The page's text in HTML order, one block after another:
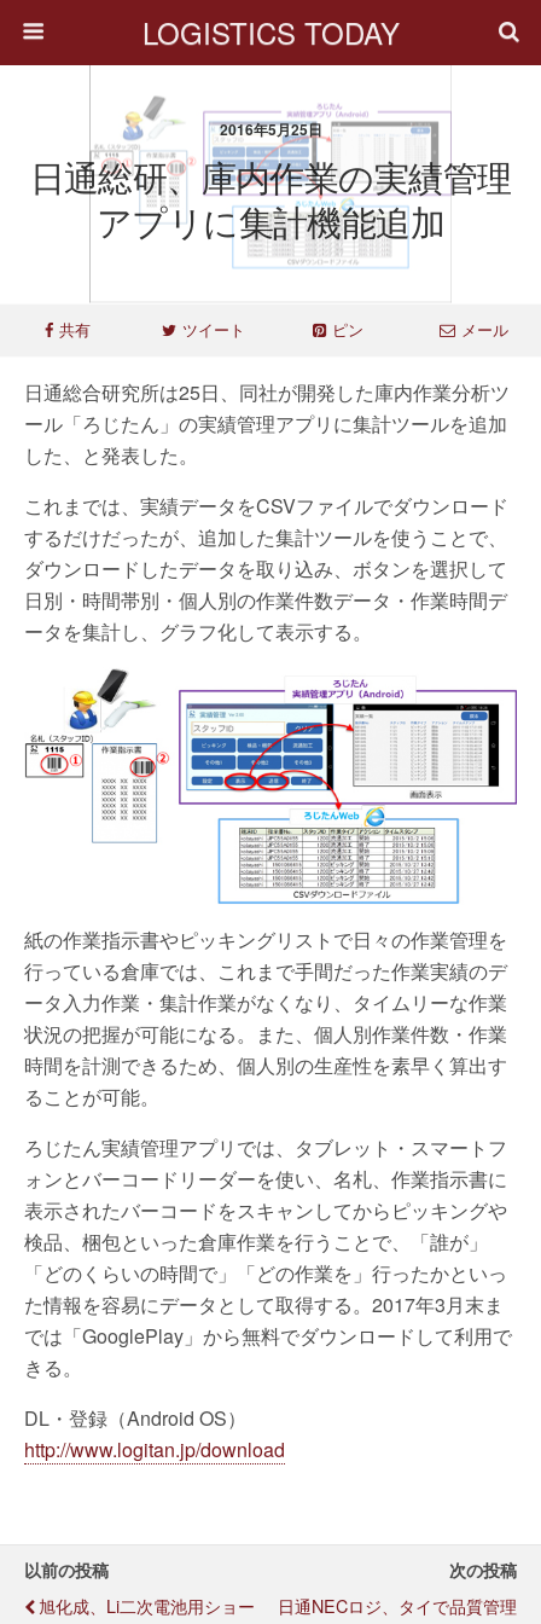
LOGISTICS TODAY
2016年5月25日
日通総研、庫内作業の実績管理
アプリに集計機能追加
共有 ツイート ピン メール
日通総合研究所は25日、同社が開発した庫内作業分析ツ
ール「ろじたん」の実績管理アプリに集計ツールを追加
した、と発表した。
これまでは、実績データをCSVファイルでダウンロード
するだけだったが、追加した集計ツールを使うことで、
ダウンロードしたデータを取り込み、ボタンを選択して
日別・時間帯別・個人別の作業件数データ・作業時間デ
ータを集計し、グラフ化して表示する。
紙の作業指示書やピッキングリストで日々の作業管理を
行っている倉庫では、これまで手間だった作業実績のデ
ータ入力作業・集計作業がなくなり、タイムリーな作業
状況の把握が可能になる。また、個人別作業件数・作業
時間を計測できるため、個人別の生産性を素早く算出す
ることが可能。
ろじたん実績管理アプリでは、タブレット・スマートフ
ォンとバーコードリーダーを使い、名札、作業指示書に
表示されたバーコードをスキャンしてからピッキングや
検品、梱包といった倉庫作業を行うことで、「誰が」
「どのくらいの時間で」「どの作業を」行ったかといっ
た情報を容易にデータとして取得する。2017年3月末ま
では「GooglePlay」から無料でダウンロードして利用で
きる。
DL・登録（Android OS）
http://www.logitan.jp/download
以前の投稿
旭化成、Li二次電池用ショー
次の投稿
日通NECロジ、タイで品質管理